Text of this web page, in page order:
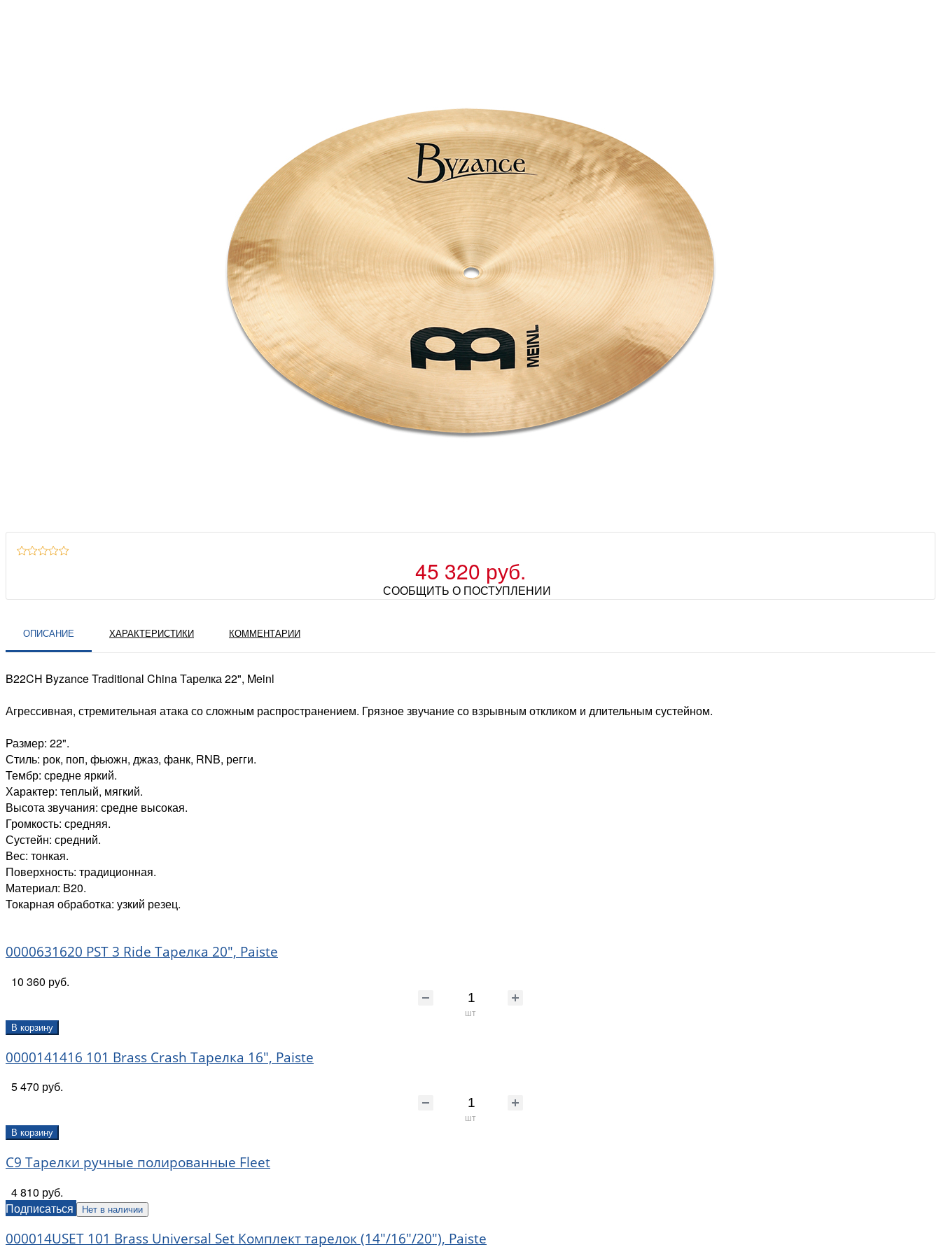
45 320 руб.
СООБЩИТЬ О ПОСТУПЛЕНИИ
ОПИСАНИЕ ХАРАКТЕРИСТИКИ КОММЕНТАРИИ
B22CH Byzance Traditional China Тарелка 22", Meinl
Агрессивная, стремительная атака со сложным распространением. Грязное звучание со взрывным откликом и длительным сустейном.
Размер: 22".
Стиль: рок, поп, фьюжн, джаз, фанк, RNB, регги.
Тембр: средне яркий.
Характер: теплый, мягкий.
Высота звучания: средне высокая.
Громкость: средняя.
Сустейн: средний.
Вес: тонкая.
Поверхность: традиционная.
Материал: B20.
Токарная обработка: узкий резец.
0000631620 PST 3 Ride Тарелка 20", Paiste
10 360 руб.
шт
В корзину
0000141416 101 Brass Crash Тарелка 16", Paiste
5 470 руб.
шт
В корзину
C9 Тарелки ручные полированные Fleet
4 810 руб.
Подписаться
Нет в наличии
000014USET 101 Brass Universal Set Комплект тарелок (14"/16"/20"), Paiste